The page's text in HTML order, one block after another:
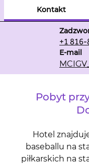
Kontakt
+1
E-mail
Email
Pobyt
Hotel
baseballu na
piłkarskich na